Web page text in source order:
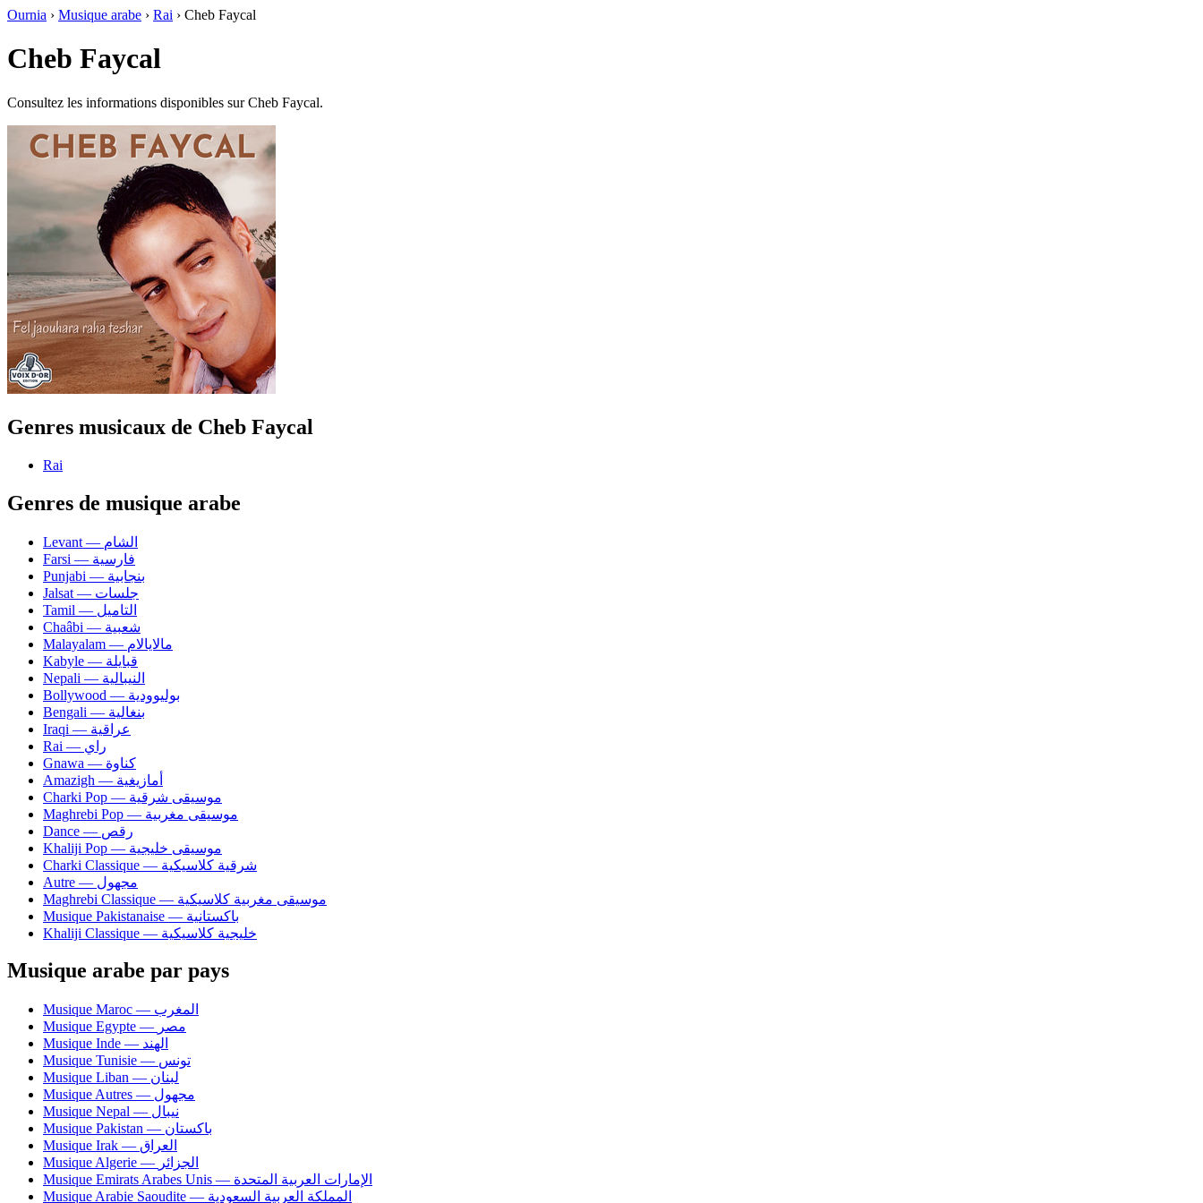
Ournia › Musique arabe › Rai › Cheb Faycal
Cheb Faycal
Consultez les informations disponibles sur Cheb Faycal.
Genres musicaux de Cheb Faycal
Rai
Genres de musique arabe
Levant — الشام
Farsi — فارسية
Punjabi — بنجابية
Jalsat — جلسات
Tamil — التاميل
Chaâbi — شعبية
Malayalam — مالايالام
Kabyle — قبايلة
Nepali — النيبالية
Bollywood — بوليوودية
Bengali — بنغالية
Iraqi — عراقية
Rai — راي
Gnawa — كناوة
Amazigh — أمازيغية
Charki Pop — موسيقى شرقية
Maghrebi Pop — موسيقى مغربية
Dance — رقص
Khaliji Pop — موسيقى خليجية
Charki Classique — شرقية كلاسيكية
Autre — مجهول
Maghrebi Classique — موسيقى مغربية كلاسيكية
Musique Pakistanaise — باكستانية
Khaliji Classique — خليجية كلاسيكية
Musique arabe par pays
Musique Maroc — المغرب
Musique Egypte — مصر
Musique Inde — الهند
Musique Tunisie — تونس
Musique Liban — لبنان
Musique Autres — مجهول
Musique Nepal — نيبال
Musique Pakistan — باكستان
Musique Irak — العراق
Musique Algerie — الجزائر
Musique Emirats Arabes Unis — الإمارات العربية المتحدة
Musique Arabie Saoudite — المملكة العربية السعودية